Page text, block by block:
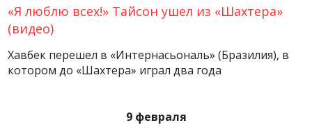
«Я люблю всех!» Тайсон ушел из «Шахтера»
(видео)
Хавбек перешел в «Интернасьональ» (Бразилия), в
котором до «Шахтера» играл два года
9 февраля